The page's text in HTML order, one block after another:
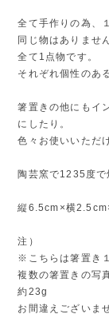
全て手作りの為、
同じ物はありませ
全て1点物です。
それぞれ個性のあ
箸置きの他にもイ
にしたり。
色々お使いいただ
陶芸窯で1235度で
縦6.5cm×横
注）
※こちらは箸置き
複数の箸置きの写
約23g
お間違えございま